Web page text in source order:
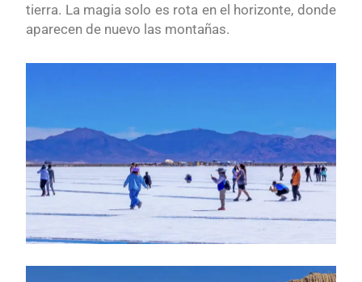
tierra. La magia solo es rota en el horizonte, donde
aparecen de nuevo las montañas.